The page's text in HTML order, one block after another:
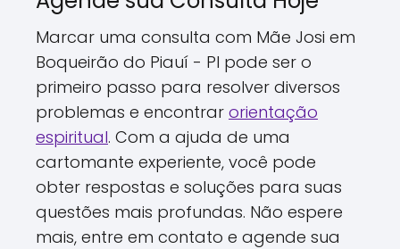
Marcar uma consulta com Mãe Josi em
Boqueirão do Piauí - PI pode ser o
primeiro passo para resolver diversos
problemas e encontrar orientação
espiritual. Com a ajuda de uma
cartomante experiente, você pode
obter respostas e soluções para suas
questões mais profundas. Não espere
mais, entre em contato e agende sua